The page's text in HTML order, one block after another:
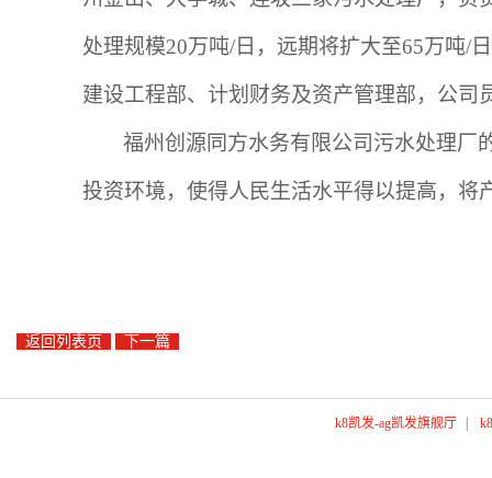
处理规模20万吨/日，远期将扩大至65万吨/
建设工程部、计划财务及资产管理部，公司
福州创源同方水务有限公司污水处理厂
投资环境，使得人民生活水平得以提高，将
返回列表页 下一篇
k8凯发-ag凯发旗舰厅